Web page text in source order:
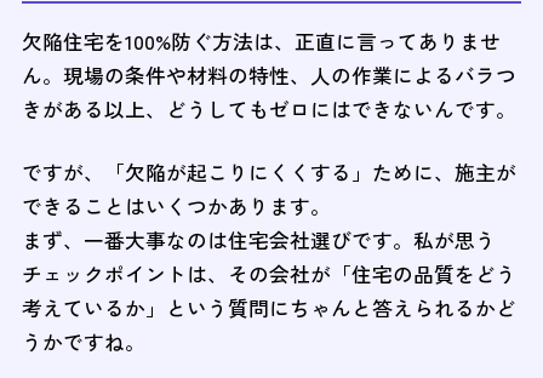
欠陥住宅を100%防ぐ方法は、正直に言ってありませ
ん。現場の条件や材料の特性、人の作業によるバラつ
きがある以上、どうしてもゼロにはできないんです。
ですが、「欠陥が起こりにくくする」ために、施主が
できることはいくつかあります。
まず、一番大事なのは住宅会社選びです。私が思う
チェックポイントは、その会社が「住宅の品質をどう
考えているか」という質問にちゃんと答えられるかど
うかですね。